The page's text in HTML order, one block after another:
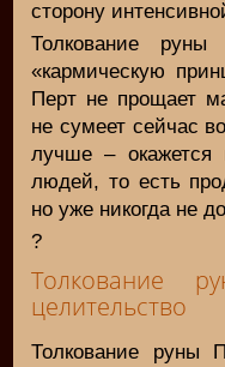
сторону
Толкование
«кармическую
Перт не прощает
не сумеет сейчас
лучше – окажется
людей, то есть
но уже никогда не
?
Толкование
целительство
Толкование руны